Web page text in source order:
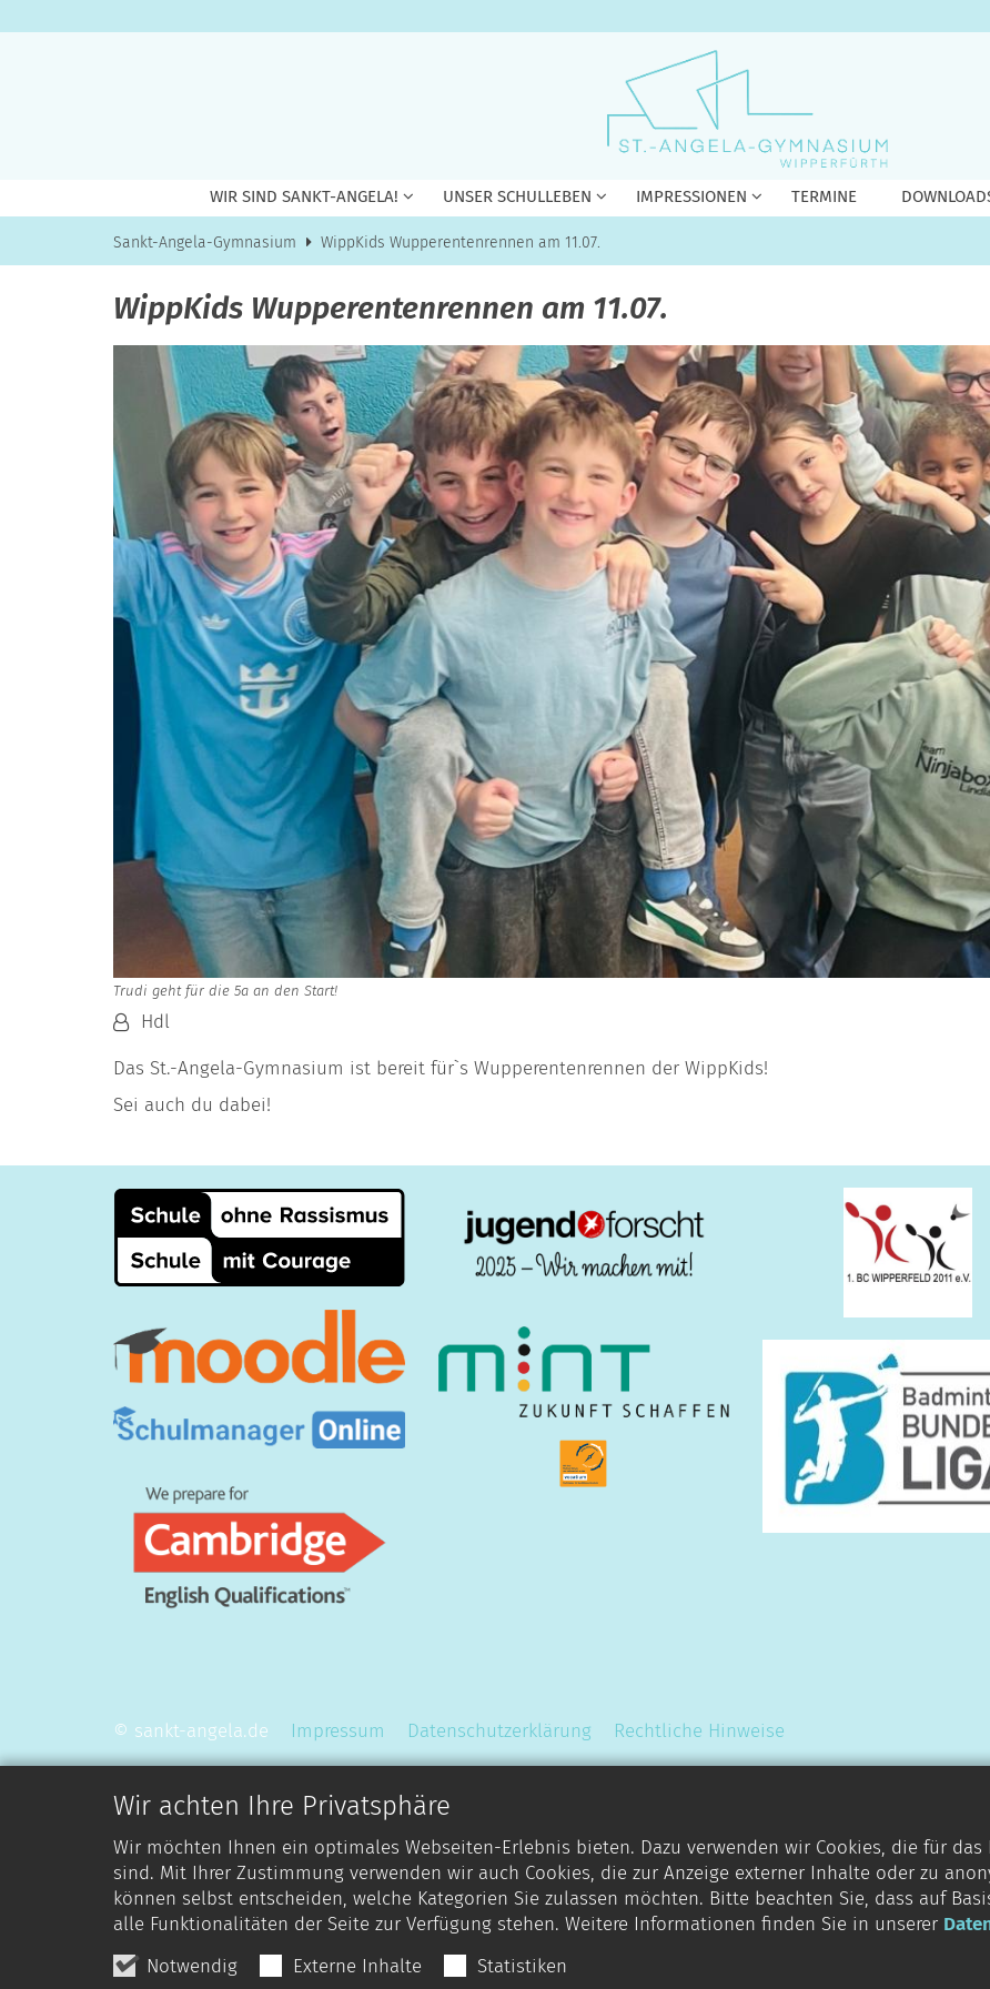
Wir achten Ihre Privatsphäre
Wir möchten Ihnen ein optimales Webseiten-Erlebnis bieten. Dazu verwenden wir Cookies, die für
sind. Mit Ihrer Zustimmung verwenden wir auch Cookies, die zur Anzeige externer Inhalte oder zu
können selbst entscheiden, welche Kategorien Sie zulassen möchten. Bitte beachten Sie, dass auf
alle Funktionalitäten der Seite zur Verfügung stehen. Weitere Informationen finden Sie in unserer
Notwendig
Externe Inhalte Statistiken
WIR SIND SANKT-ANGELA! UNSER SCHULLEBEN IMPRESSIONEN TERMINE
Sankt-Angela-Gymnasium WippKids Wupperentenrennen am 11.07.
WippKids Wupperentenrennen am 11.07.
Trudi geht für die 5a an den Start!
Von:Hdl
Das St.-Angela-Gymnasium ist bereit für`s Wupperentenrennen der WippKids!
Sei auch du dabei!
© sankt-angela.de Impressum Datenschutzerklärung Rechtliche Hinweise